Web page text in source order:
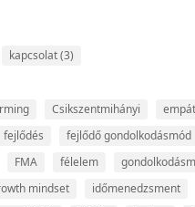
kapcsolat(3)
Csikszentmihányi
fejlődés
fejlődő gondolkodásmód
FMA félelem
mindset
időmenedzsment